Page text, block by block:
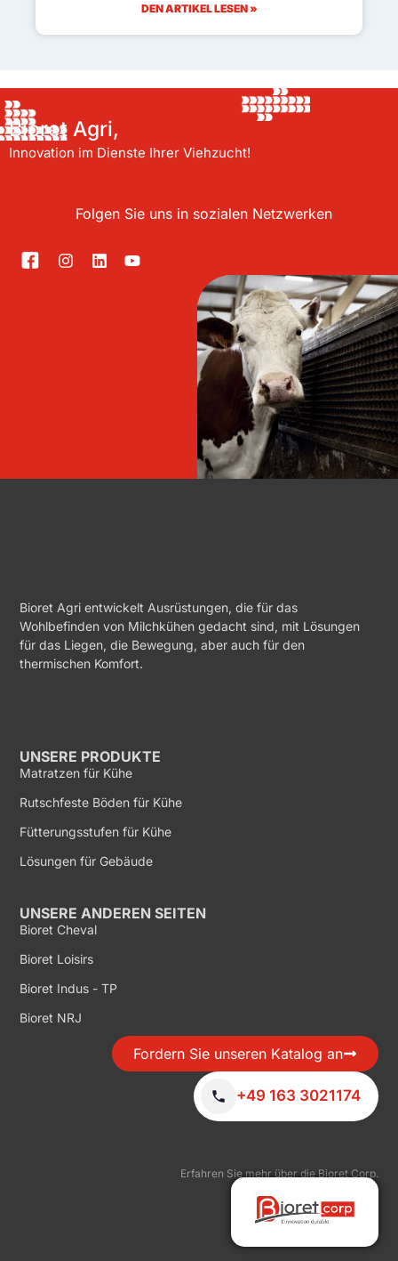
DEN ARTIKEL LESEN »
Bioret Agri,
Innovation im Dienste Ihrer Viehzucht!
Folgen Sie uns in sozialen Netzwerken
Bioret Agri entwickelt Ausrüstungen, die für das
Wohlbefinden von Milchkühen gedacht sind, mit Lösungen
für das Liegen, die Bewegung, aber auch für den
thermischen Komfort.
UNSERE PRODUKTE
Matratzen für Kühe
Rutschfeste Böden für Kühe
Fütterungsstufen für Kühe
Lösungen für Gebäude
UNSERE ANDEREN SEITEN
Bioret Cheval
Bioret Loisirs
Bioret Indus - TP
Bioret NRJ
Fordern Sie unseren Katalog an
+49 163 3021174
Erfahren Sie mehr über die Bioret Corp.